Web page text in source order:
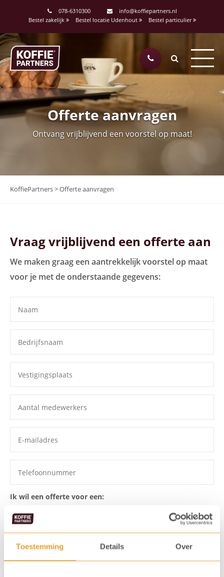
Toestemming Details Over
078-6310300
info@koffiepartners.nl
Bestel zakelijk
Bestel locatie Udenhout Bestel particulier
Offerte aanvragen
Ontvang vrijblijvend een voorstel op maat!
KoffiePartners>Offerte aanvragen
Vraag vrijblijvend een offerte aan
We maken graag een aantrekkelijk voorstel op maat
voor je met de onderstaande gegevens:
Ik wil een offerte voor een:
Ik ga akkoord dat mijn gegevensopgeslagen worden
Ik meld me aan voor de KoffiePartners nieuwsbrief